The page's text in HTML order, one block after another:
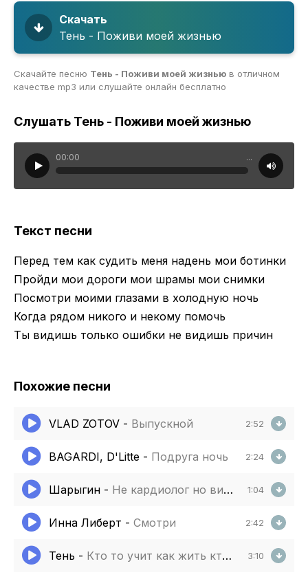
Скачать
Тень - Поживи моей жизнью
Скачайте песню Тень - Поживи моей жизнью в отличном
качестве mp3 или слушайте онлайн бесплатно
Слушать Тень - Поживи моей жизнью
00:00 ...
Текст песни
Перед тем как судить меня надень мои ботинки
Пройди мои дороги мои шрамы мои снимки
Посмотри моими глазами в холодную ночь
Когда рядом никого и некому помочь
Ты видишь только ошибки не видишь причин
Похожие песни
VLAD ZOTOV - Выпускной 2:52
BAGARDI, D'Litte - Подруга ночь 2:24
Шарыгин - Не кардиолог но видишь на сердце шум 1:04
Инна Либерт - Смотри 2:42
Тень - Кто то учит как жить кто то любит судить 3:10